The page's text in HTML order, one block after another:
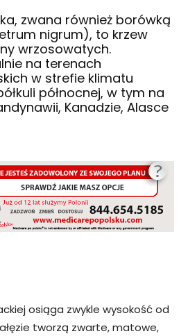
zwana również borówką
nigrum), to krzew
wrzosowatych.
na terenach
w strefie klimatu
północnej, w tym na
Kanadzie, Alasce
osiąga zwykle wysokość od
tworzą zwarte, matowe,